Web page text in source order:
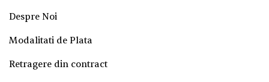
Despre Noi
Modalitati de Plata
Retragere din contract